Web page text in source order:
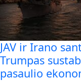
JAV ir Irano
Trumpas
pasaulio